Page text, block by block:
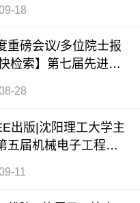
18
重磅会议/多位院士报
检索】第七届先进材
28
出版|沈阳理工大学主
五届机械电子工程与
11